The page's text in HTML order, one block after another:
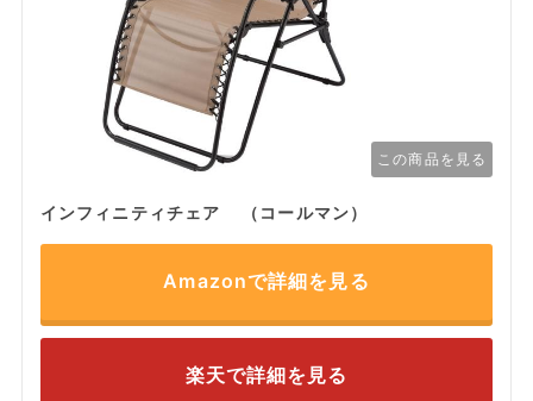
この商品を見る
インフィニティチェア （コールマン）
Amazonで詳細を見る
楽天で詳細を見る